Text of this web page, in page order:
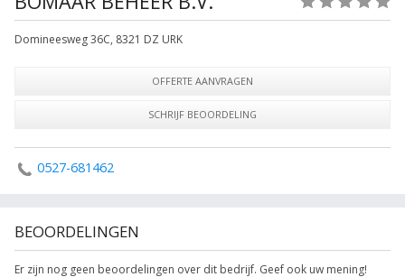
Domineesweg 36C, 8321 DZ URK
OFFERTE AANVRAGEN
SCHRIJF BEOORDELING
0527-681462
BEOORDELINGEN
Er zijn nog geen beoordelingen over dit bedrijf. Geef ook uw mening!